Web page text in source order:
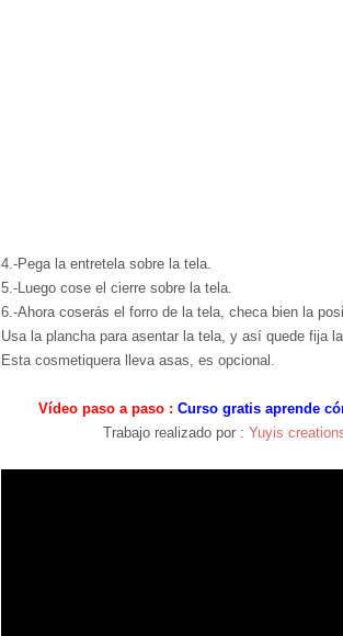
4.-Pega la entretela sobre la tela.
5.-Luego cose el cierre sobre la tela.
6.-Ahora coserás el forro de la tela, checa bien la
Usa la plancha para asentar la tela, y así quede fija
Esta cosmetiquera lleva asas, es opcional.
Vídeo paso a paso : Curso gratis aprende
Trabajo realizado por : Yuyis